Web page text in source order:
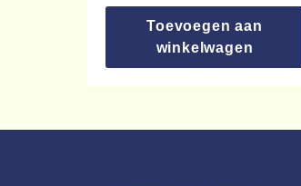
Toevoegen aan
winkelwagen